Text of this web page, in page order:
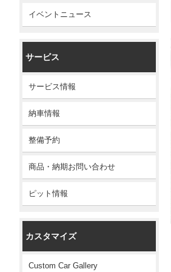
イベントニュース
サービス
サービス情報
納車情報
整備予約
商品・納期お問い合わせ
ピット情報
カスタマイズ
Custom Car Gallery